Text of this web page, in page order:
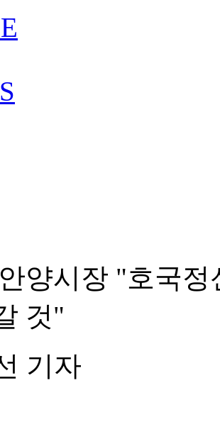
양시장 "호국
것"
기자